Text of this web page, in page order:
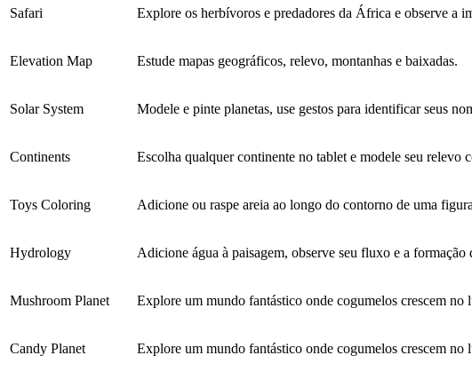
Safari Explore os herbívoros e predadores da África e observe a
Elevation Map Estude mapas geográficos, relevo, montanhas e baixadas.
Solar System Modele e pinte planetas, use gestos para identificar seus
Continents Escolha qualquer continente no tablet e modele seu relevo
Toys Coloring Adicione ou raspe areia ao longo do contorno de uma
Hydrology Adicione água à paisagem, observe seu fluxo e a
Mushroom Planet Explore um mundo fantástico onde cogumelos crescem no
Candy Planet Explore um mundo fantástico onde cogumelos crescem no